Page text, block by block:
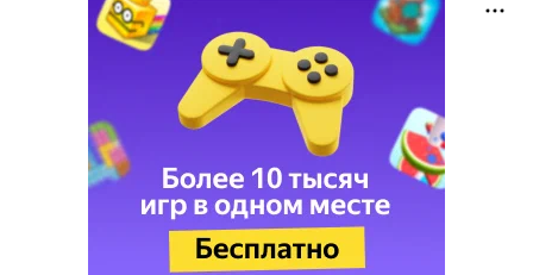
кабачок;
петрушка;
чеснок;
оливковое масло;